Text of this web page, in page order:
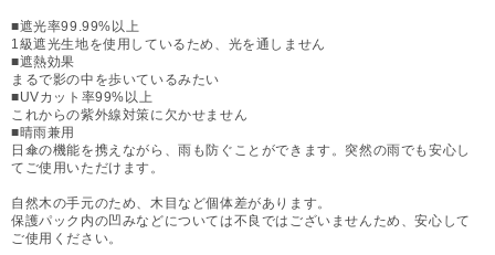
■遮光率99.99%以上
1級遮光生地を使用しているため、光を通しません
■遮熱効果
まるで影の中を歩いているみたい
■UVカット率99%以上
これからの紫外線対策に欠かせません
■晴雨兼用
日傘の機能を携えながら、雨も防ぐことができます。突然の雨でも安心し
てご使用いただけます。
自然木の手元のため、木目など個体差があります。
保護パック内の凹みなどについては不良ではございませんため、安心して
ご使用ください。